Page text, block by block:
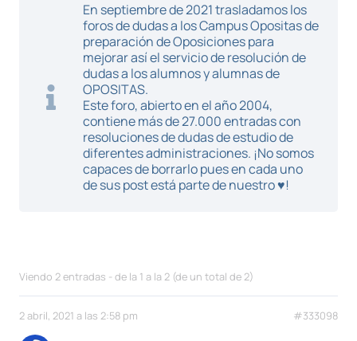
En septiembre de 2021 trasladamos los
foros de dudas a los Campus Opositas de
preparación de Oposiciones para
mejorar así el servicio de resolución de
dudas a los alumnos y alumnas de
OPOSITAS.
Este foro, abierto en el año 2004,
contiene más de 27.000 entradas con
resoluciones de dudas de estudio de
diferentes administraciones. ¡No somos
capaces de borrarlo pues en cada uno
de sus post está parte de nuestro ♥!
Viendo 2 entradas - de la 1 a la 2 (de un total de 2)
2 abril, 2021 a las 2:58 pm #333098